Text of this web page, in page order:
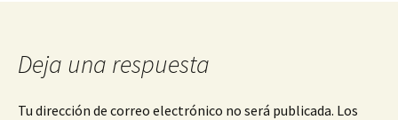
Deja una respuesta
Tu dirección de correo electrónico no será publicada. Los